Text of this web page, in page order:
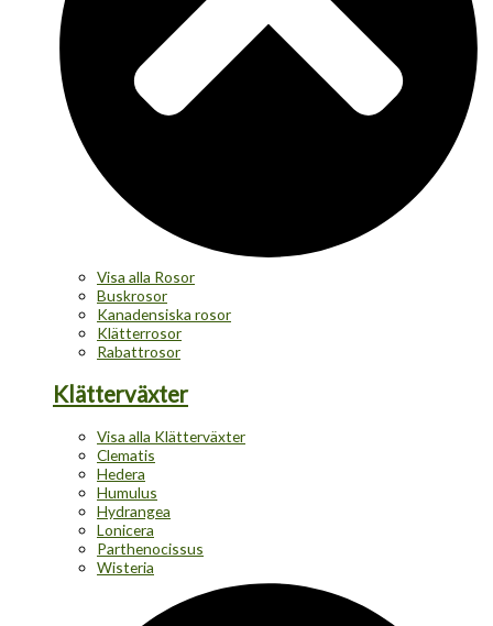
Visa alla Rosor
Buskrosor
Kanadensiska rosor
Klätterrosor
Rabattrosor
Klätterväxter
Visa alla Klätterväxter
Clematis
Hedera
Humulus
Hydrangea
Lonicera
Parthenocissus
Wisteria